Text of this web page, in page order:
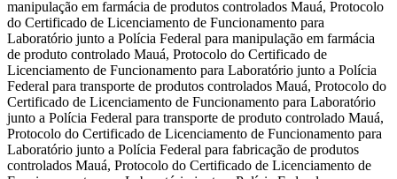
manipulação em farmácia de produtos controlados Mauá, Protocolo
do Certificado de Licenciamento de Funcionamento para
Laboratório junto a Polícia Federal para manipulação em farmácia
de produto controlado Mauá, Protocolo do Certificado de
Licenciamento de Funcionamento para Laboratório junto a Polícia
Federal para transporte de produtos controlados Mauá, Protocolo do
Certificado de Licenciamento de Funcionamento para Laboratório
junto a Polícia Federal para transporte de produto controlado Mauá,
Protocolo do Certificado de Licenciamento de Funcionamento para
Laboratório junto a Polícia Federal para fabricação de produtos
controlados Mauá, Protocolo do Certificado de Licenciamento de